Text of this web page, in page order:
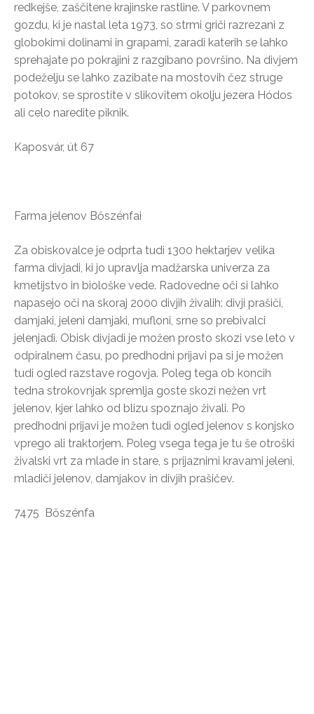
redkejše, zaščitene krajinske rastline. V parkovnem
gozdu, ki je nastal leta 1973, so strmi griči razrezani z
globokimi dolinami in grapami, zaradi katerih se lahko
sprehajate po pokrajini z razgibano površino. Na divjem
podeželju se lahko zazibate na mostovih čez struge
potokov, se sprostite v slikovitem okolju jezera Hódos
ali celo naredite piknik.
Kaposvár, út 67
Farma jelenov Bőszénfai
Za obiskovalce je odprta tudi 1300 hektarjev velika
farma divjadi, ki jo upravlja madžarska univerza za
kmetijstvo in biološke vede. Radovedne oči si lahko
napasejo oči na skoraj 2000 divjih živalih: divji prašiči,
damjaki, jeleni damjaki, mufloni, srne so prebivalci
jelenjadi. Obisk divjadi je možen prosto skozi vse leto v
odpiralnem času, po predhodni prijavi pa si je možen
tudi ogled razstave rogovja. Poleg tega ob koncih
tedna strokovnjak spremlja goste skozi nežen vrt
jelenov, kjer lahko od blizu spoznajo živali. Po
predhodni prijavi je možen tudi ogled jelenov s konjsko
vprego ali traktorjem. Poleg vsega tega je tu še otroški
živalski vrt za mlade in stare, s prijaznimi kravami jeleni,
mladiči jelenov, damjakov in divjih prašičev.
7475 Bőszénfa